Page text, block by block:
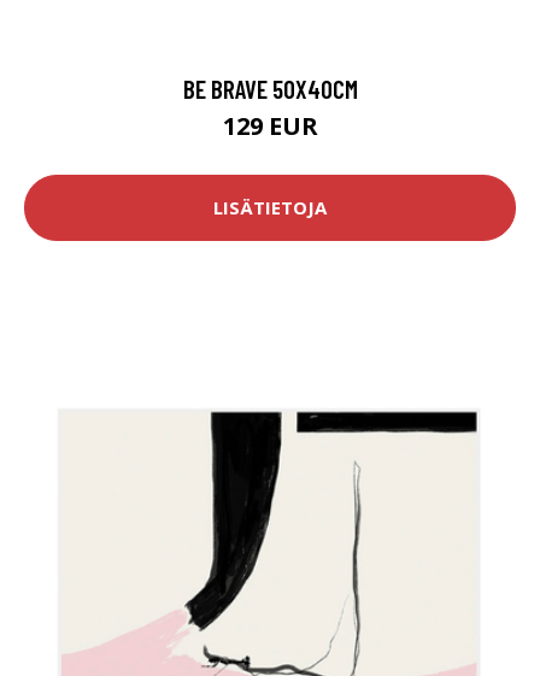
BE BRAVE 50X40CM
129 EUR
LISÄTIETOJA